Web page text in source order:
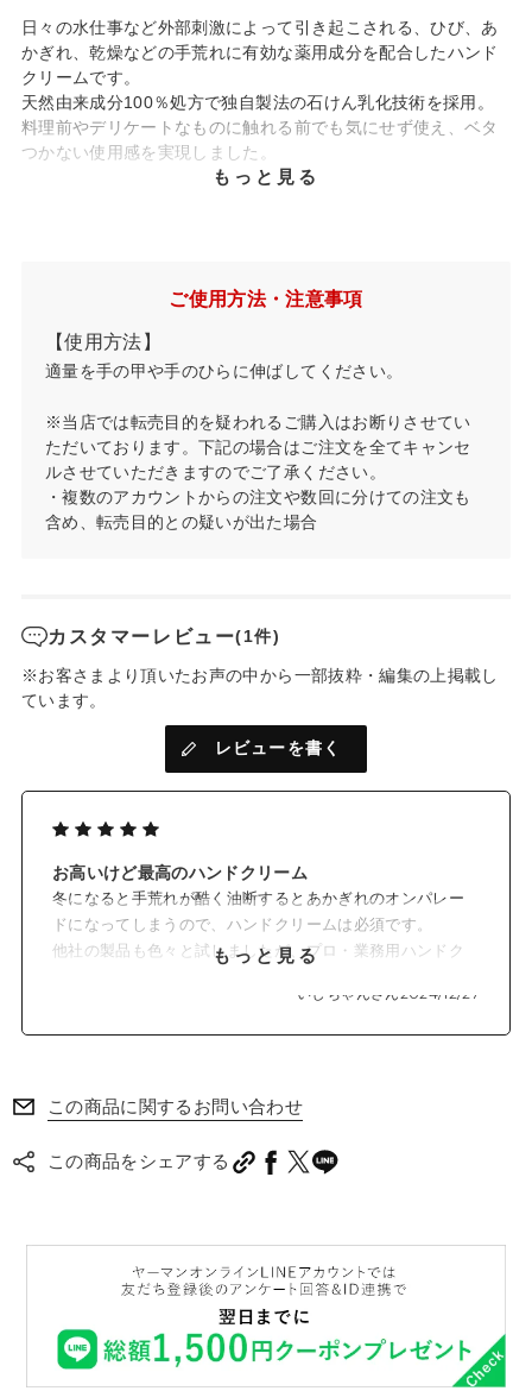
日々の水仕事など外部刺激によって引き起こされる、ひび、あ
かぎれ、乾燥などの手荒れに有効な薬用成分を配合したハンド
クリームです。
天然由来成分100％処方で独自製法の石けん乳化技術を採用。
料理前やデリケートなものに触れる前でも気にせず使え、ベタ
つかない使用感を実現しました。
起こされるひび、あかぎれ、乾燥に、炎症を抑える薬用有効成
の荒れを防ぎます。
い
定番製品の『プロ・業務用 ハンドクリーム』で採用している、
独自製法の石けん乳化技術を採用。
しっとり、でもベタつかない使用感で塗ってすぐに手仕事がで
きます。
ケートなものを触る際にも気にせず使用いただけます。
また8つのフリー（シリコン・鉱物油・パラベン・エタノール・
石油系界面活性剤・防腐剤・着色料・香料）で、赤ちゃんやペ
もっと見る
ご使用方法・注意事項
【使用方法】
適量を手の甲や手のひらに伸ばしてください。
※当店では転売目的を疑われるご購入はお断りさせてい
ただいております。下記の場合はご注文を全てキャンセ
ルさせていただきますのでご了承ください。
・複数のアカウントからの注文や数回に分けての注文も
含め、転売目的との疑いが出た場合
カスタマーレビュー(1件)
※お客さまより頂いたお声の中から一部抜粋・編集の上掲載し
ています。
レビューを書く
お高いけど最高のハンドクリーム
冬になると手荒れが酷く油断するとあかぎれのオンパレー
ドになってしまうので、ハンドクリームは必須です。
他社の製品も色々と試しましたが、プロ・業務用ハンドク
これはこれで無香ですし男性の当方も気兼ねなく使用して
普通のハンドクリームと比べるとお高いですが、使用感、
もっと見る
いしちゃんさん2024/12/27
この商品に関するお問い合わせ
この商品をシェアする